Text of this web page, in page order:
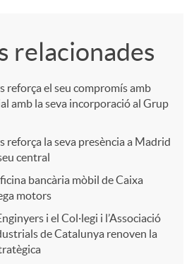
relacionades
reforça el seu compromís amb
amb la seva incorporació al Grup
reforça la seva presència a Madrid
central
bancària mòbil de Caixa
motors
i el Col·legi i l’Associació
de Catalunya renoven la